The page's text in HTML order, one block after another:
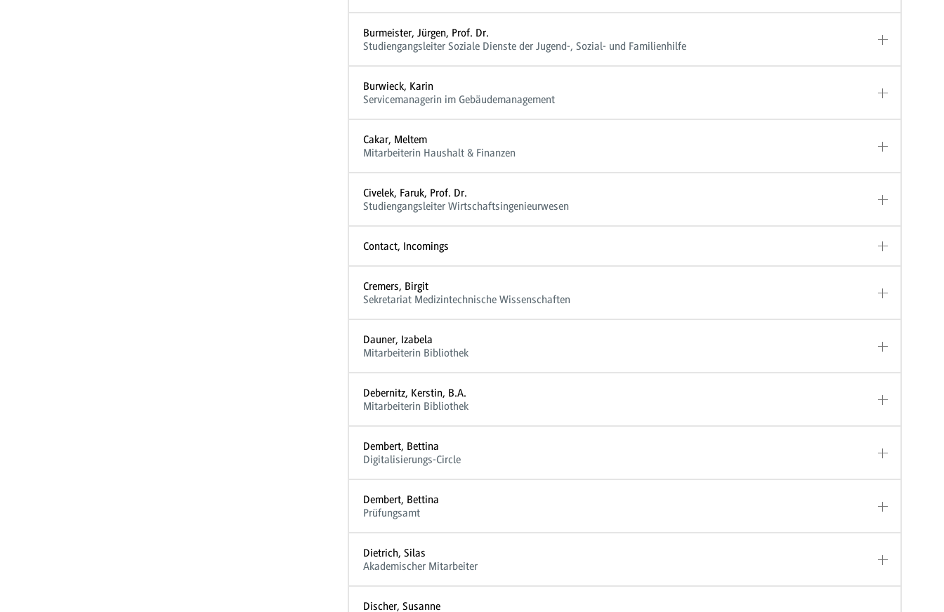
Burmeister, Jürgen, Prof. Dr.
Studiengangsleiter Soziale Dienste der Jugend-, Sozial- und Familienhilfe
Burwieck, Karin
Servicemanagerin im Gebäudemanagement
Cakar, Meltem
Mitarbeiterin Haushalt & Finanzen
Civelek, Faruk, Prof. Dr.
Studiengangsleiter Wirtschaftsingenieurwesen
Contact, Incomings
Cremers, Birgit
Sekretariat Medizintechnische Wissenschaften
Dauner, Izabela
Mitarbeiterin Bibliothek
Debernitz, Kerstin, B.A.
Mitarbeiterin Bibliothek
Dembert, Bettina
Digitalisierungs-Circle
Dembert, Bettina
Prüfungsamt
Dietrich, Silas
Akademischer Mitarbeiter
Discher, Susanne